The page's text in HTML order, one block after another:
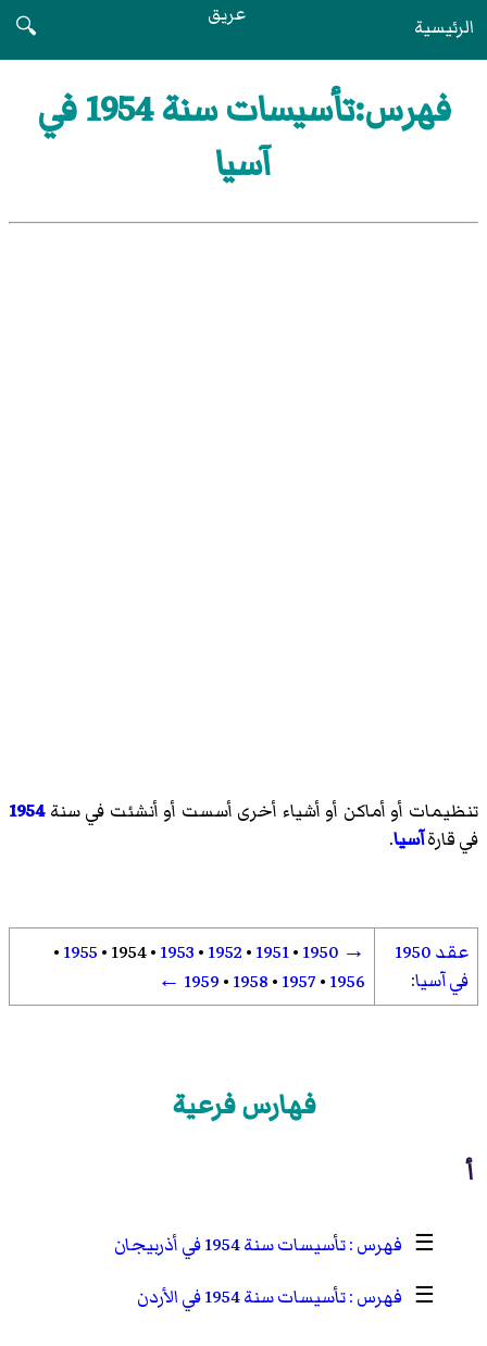
الرئيسية عريق
🔍
فهرس:تأسيسات سنة 1954 في
آسيا
تنظيمات أو أماكن أو أشياء أخرى أسست أو أنشئت في سنة1954
في قارةآسيا.
عقد 1950
في آسيا:
→
1950
•
1951
•
1952
•
1953
•
1954
•
1955
•
1956
•
1957
•
1958
•
1959
←
فهارس فرعية
أ
☰
تأسيسات سنة 1954 في أذربيجان
☰
تأسيسات سنة 1954 في الأردن